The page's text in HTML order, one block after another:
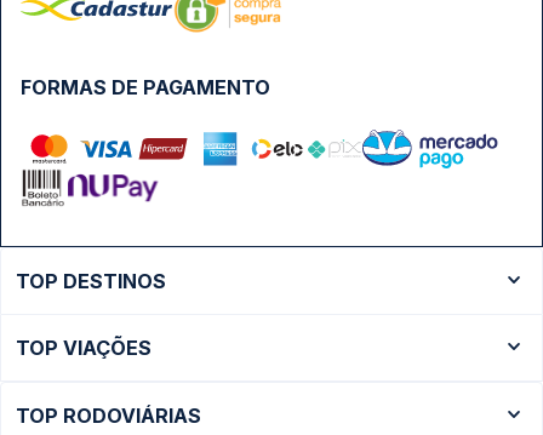
FORMAS DE PAGAMENTO
TOP DESTINOS
Ônibus São Paulo
TOP VIAÇÕES
TOP RODOVIÁRIAS